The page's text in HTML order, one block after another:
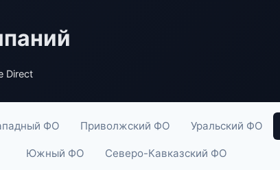
Direct
ФО Приволжский ФО Уральский ФО
Южный ФО Северо-Кавказский ФО